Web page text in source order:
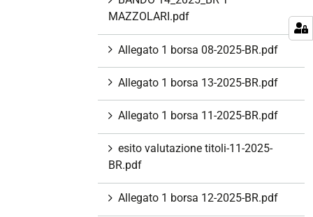
MAZZOLARI.pdf
Allegato 1 borsa 08-2025-BR.pdf
Allegato 1 borsa 13-2025-BR.pdf
Allegato 1 borsa 11-2025-BR.pdf
esito valutazione titoli-11-2025-
BR.pdf
Allegato 1 borsa 12-2025-BR.pdf